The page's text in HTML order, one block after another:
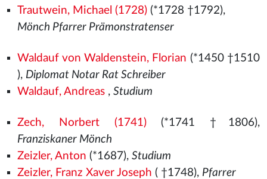
Trautwein, Michael (1728)(*1728 †1792),
Mönch Pfarrer Prämonstratenser
Waldauf von Waldenstein, Florian (*1450 †1510
), Diplomat Notar Rat Schreiber
Waldauf, Andreas, Studium
Zech, Norbert (1741)(*1741 †1806),
Franziskaner Mönch
Zeizler, Anton (*1687), Studium
Zeizler, Franz Xaver Joseph ( †1748), Pfarrer